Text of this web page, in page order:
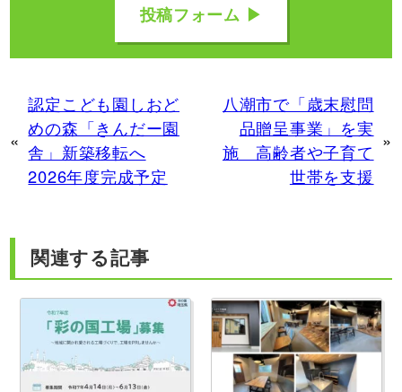
投稿フォーム ▶
«
認定こども園しおど
めの森「きんだー園
舎」新築移転へ
2026年度完成予定
八潮市で「歳末慰問
品贈呈事業」を実
施 高齢者や子育て
世帯を支援
»
関連する記事